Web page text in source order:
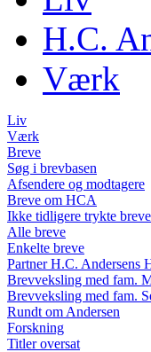
H.C.
Værk
Liv
Værk
Breve
Søg i brevbasen
Afsendere og modtagere
Breve om HCA
Ikke tidligere trykte breve
Alle breve
Enkelte breve
Partner H.C. Andersens
Brevveksling med fam.
Brevveksling med fam.
Rundt om Andersen
Forskning
Titler oversat